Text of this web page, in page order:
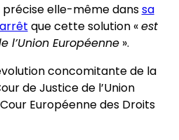
précise elle-même danssa
que cette solution «est
l’Union Européenne».
concomitante de la
de Justice de l’Union
Européenne des Droits